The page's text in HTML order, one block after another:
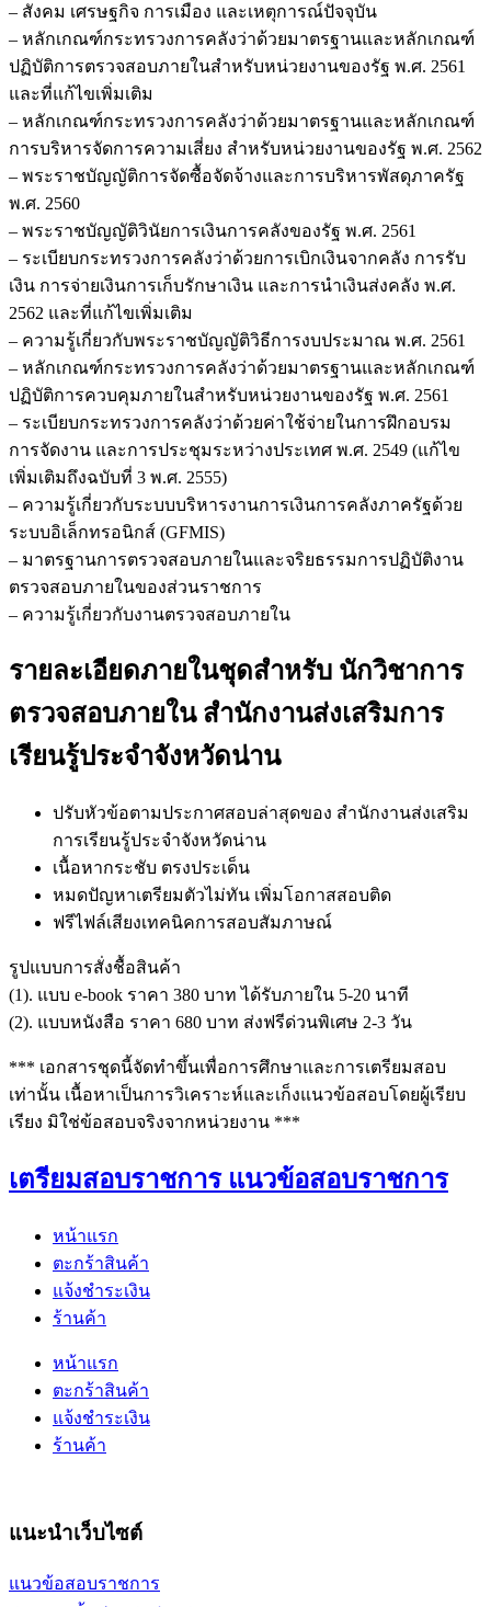
– สังคม เศรษฐกิจ การเมือง และเหตุการณ์ปัจจุบัน
– หลักเกณฑ์กระทรวงการคลังว่าด้วยมาตรฐานและหลักเกณฑ์
ปฏิบัติการตรวจสอบภายในสำหรับหน่วยงานของรัฐ พ.ศ. 2561
และที่แก้ไขเพิ่มเติม
– หลักเกณฑ์กระทรวงการคลังว่าด้วยมาตรฐานและหลักเกณฑ์
การบริหารจัดการความเสี่ยง สำหรับหน่วยงานของรัฐ พ.ศ. 2562
– พระราชบัญญัติการจัดซื้อจัดจ้างและการบริหารพัสดุภาครัฐ
พ.ศ. 2560
– พระราชบัญญัติวินัยการเงินการคลังของรัฐ พ.ศ. 2561
– ระเบียบกระทรวงการคลังว่าด้วยการเบิกเงินจากคลัง การรับ
เงิน การจ่ายเงินการเก็บรักษาเงิน และการนำเงินส่งคลัง พ.ศ.
2562 และที่แก้ไขเพิ่มเติม
– ความรู้เกี่ยวกับพระราชบัญญัติวิธีการงบประมาณ พ.ศ. 2561
– หลักเกณฑ์กระทรวงการคลังว่าด้วยมาตรฐานและหลักเกณฑ์
ปฏิบัติการควบคุมภายในสำหรับหน่วยงานของรัฐ พ.ศ. 2561
– ระเบียบกระทรวงการคลังว่าด้วยค่าใช้จ่ายในการฝึกอบรม
การจัดงาน และการประชุมระหว่างประเทศ พ.ศ. 2549 (แก้ไข
เพิ่มเติมถึงฉบับที่ 3 พ.ศ. 2555)
– ความรู้เกี่ยวกับระบบบริหารงานการเงินการคลังภาครัฐด้วย
ระบบอิเล็กทรอนิกส์ (GFMIS)
– มาตรฐานการตรวจสอบภายในและจริยธรรมการปฏิบัติงาน
ตรวจสอบภายในของส่วนราชการ
– ความรู้เกี่ยวกับงานตรวจสอบภายใน
รายละเอียดภายในชุดสำหรับ นักวิชาการ
ตรวจสอบภายใน สำนักงานส่งเสริมการ
เรียนรู้ประจำจังหวัดน่าน
ปรับหัวข้อตามประกาศสอบล่าสุดของ สำนักงานส่งเสริม
การเรียนรู้ประจำจังหวัดน่าน
เนื้อหากระชับ ตรงประเด็น
หมดปัญหาเตรียมตัวไม่ทัน เพิ่มโอกาสสอบติด
ฟรีไฟล์เสียงเทคนิคการสอบสัมภาษณ์
รูปแบบการสั่งชื้อสินค้า
(1). แบบ e-book ราคา 380 บาท ได้รับภายใน 5-20 นาที
(2). แบบหนังสือ ราคา 680 บาท ส่งฟรีด่วนพิเศษ 2-3 วัน
*** เอกสารชุดนี้จัดทำขึ้นเพื่อการศึกษาและการเตรียมสอบ
เท่านั้น เนื้อหาเป็นการวิเคราะห์และเก็งแนวข้อสอบโดยผู้เรียบ
เรียง มิใช่ข้อสอบจริงจากหน่วยงาน ***
เตรียมสอบราชการ แนวข้อสอบราชการ
หน้าแรก
ตะกร้าสินค้า
แจ้งชำระเงิน
ร้านค้า
หน้าแรก
ตะกร้าสินค้า
แจ้งชำระเงิน
ร้านค้า
แนะนำเว็บไซต์
แนวข้อสอบราชการ